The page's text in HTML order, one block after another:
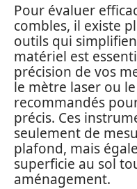
Pour évaluer
combles, il existe
outils qui
matériel est
précision de vos
le mètre laser ou
recommandés
précis. Ces
seulement de
plafond, mais
superficie au sol
aménagement.